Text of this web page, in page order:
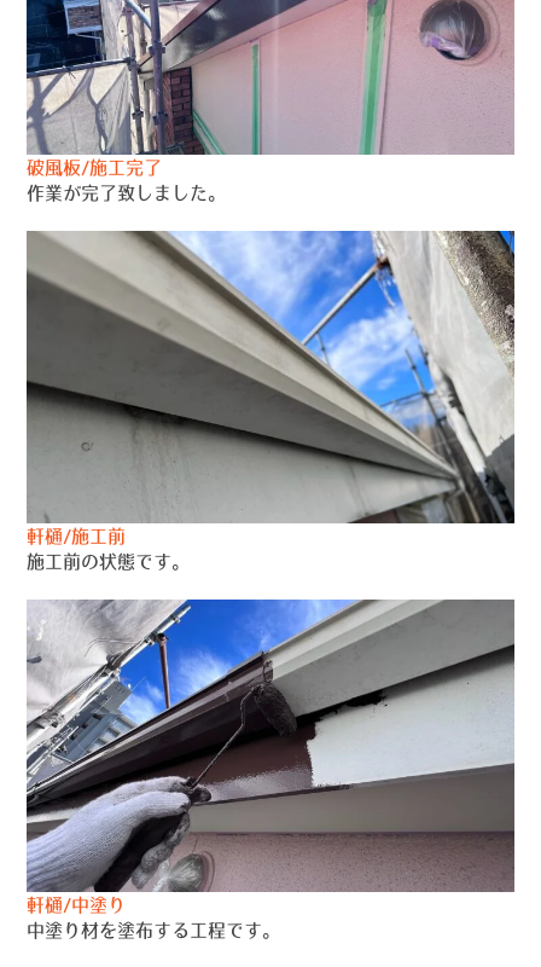
破風板/施工完了
作業が完了致しました。
軒樋/施工前
施工前の状態です。
軒樋/中塗り
中塗り材を塗布する工程です。